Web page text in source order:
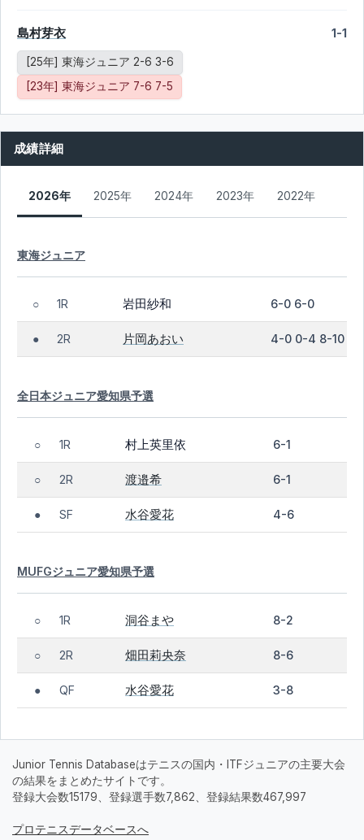
島村芽衣 1-1
[25年] 東海ジュニア 2-6 3-6
[23年] 東海ジュニア 7-6 7-5
成績詳細
2026年 2025年 2024年 2023年 2022年
東海ジュニア
○ 1R 岩田紗和 6-0 6-0
● 2R 片岡あおい 4-0 0-4 8-10
全日本ジュニア愛知県予選
○ 1R 村上英里依 6-1
○ 2R 渡邉希 6-1
● SF 水谷愛花 4-6
MUFGジュニア愛知県予選
○ 1R 洞谷まや 8-2
○ 2R 畑田莉央奈 8-6
● QF 水谷愛花 3-8
Junior Tennis Databaseはテニスの国内・ITFジュニアの主要大会
の結果をまとめたサイトです。
登録大会数15179、登録選手数7,862、登録結果数467,997
プロテニスデータベースへ